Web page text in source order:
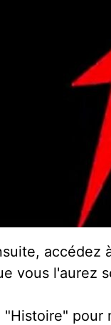
accédez
vous l'aurez
pour